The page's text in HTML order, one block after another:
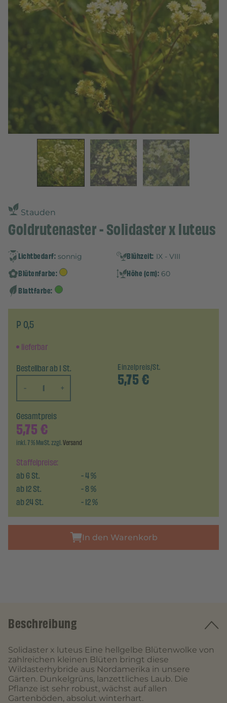
Stauden
Goldrutenaster - Solidaster x luteus
Lichtbedarf: sonnig Blühzeit: IX - VIII
Blütenfarbe: Höhe (cm): 60
Blattfarbe:
P 0,5
lieferbar
Bestellbar ab 1 St.
-
+
Einzelpreis/St.
5,75€
Staffelpreise:
ab6St. -4%
ab12St. -8%
ab24St. -12%
Gesamtpreis
5,75€
inkl. 7 % MwSt. zzgl.Versand
In den Warenkorb
Beschreibung
Solidaster x luteus Eine hellgelbe Blütenwolke von
zahlreichen kleinen Blüten bringt diese
Wildasterhybride aus Nordamerika in unsere
Gärten. Dunkelgrüns, lanzettliches Laub. Die
Pflanze ist sehr robust, wächst auf allen
Gartenböden, absolut winterhart.